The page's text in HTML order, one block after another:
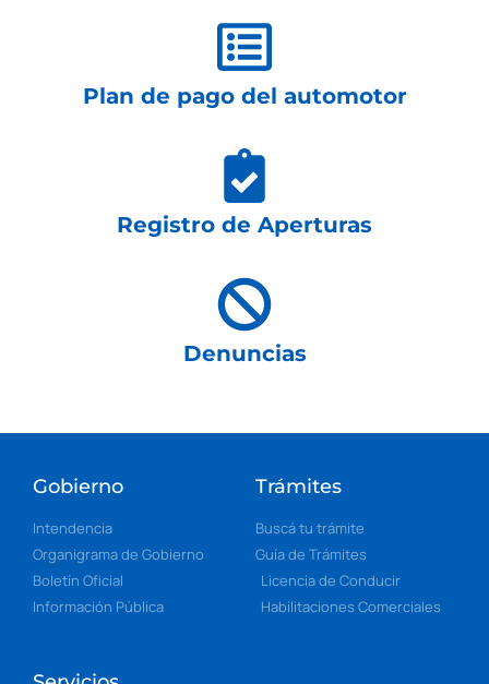
Plan de pago del automotor
Registro de Aperturas
Denuncias
Gobierno
Intendencia
Organigrama de Gobierno
Boletín Oficial
Información Pública
Trámites
Buscá tu trámite
Guía de Trámites
Licencia de Conducir
Habilitaciones Comerciales